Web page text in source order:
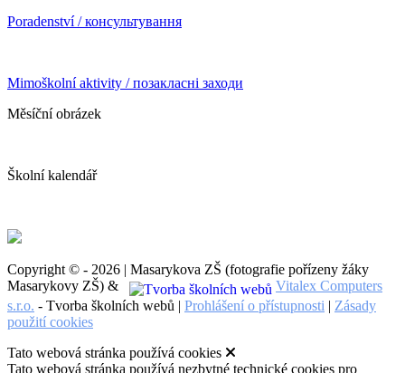
Poradenství / консультування
Mimoškolní aktivity / позакласні заходи
Měsíční obrázek
Školní kalendář
Copyright © - 2026 | Masarykova ZŠ (fotografie pořízeny žáky
Masarykovy ZŠ) &
Vitalex Computers
s.r.o. - Tvorba školních webů | Prohlášení o přístupnosti | Zásady
použití cookies
Tato webová stránka používá cookies
Tato webová stránka používá nezbytné technické cookies pro